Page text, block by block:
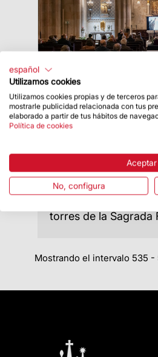
Fecha de publicación
la Semana de la
El Dr. Armand Puig,
Universitario Sant
torres de la Sagrada
Mostrando el intervalo 535 -
español
Utilizamos cookies
Utilizamos cookies propias y de terceros
mostrarle publicidad relacionada con tus
elaborado a partir de tus hábitos de
Política de cookies
No, configura